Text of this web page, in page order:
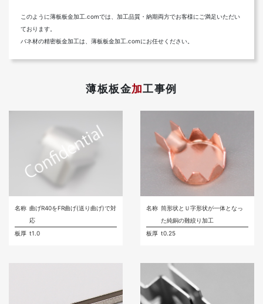
このように薄板板金加工.comでは、加工品質・納期両方でお客様にご満足いただい
ております。
バネ材の精密板金加工は、薄板板金加工.comにお任せください。
薄板板金加工事例
名称 曲げR40をFR曲げ(送り曲げ)で対
応
板厚 t1.0
名称 筒形状とＵ字形状が一体となっ
た純銅の難絞り加工
板厚 t0.25